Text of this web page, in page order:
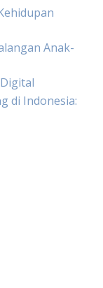
Anak-
di Indonesia: